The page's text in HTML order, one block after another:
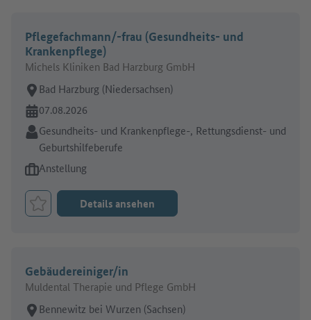
Pflegefachmann/-frau (Gesundheits- und
Krankenpflege)
Michels Kliniken Bad Harzburg GmbH
Arbeitsort:
Bad Harzburg (Niedersachsen)
Online seit:
07.08.2026
Branche:
Gesundheits- und Krankenpflege-, Rettungsdienst- und
Geburtshilfeberufe
Art des Jobangebots:
Anstellung
Job merken
Details ansehen
Gebäudereiniger/in
Muldental Therapie und Pflege GmbH
Arbeitsort:
Bennewitz bei Wurzen (Sachsen)